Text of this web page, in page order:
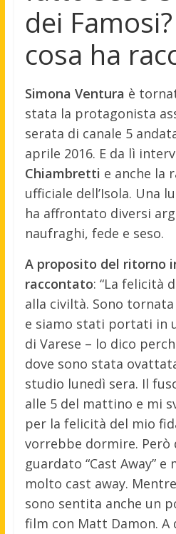
dei
cosa ha
Simona Ventura è
stata la protagonista
serata di canale 5
aprile 2016. E da lì
Chiambretti e anche la
ufficiale dell’Isola. Una
ha affrontato diversi
naufraghi, fede e seso.
A proposito del ritorno
raccontato: “La felicità
alla civiltà. Sono
e siamo stati portati in
di Varese – lo dico
dove sono stata
studio lunedì sera. Il
alle 5 del mattino e mi
per la felicità del mio
vorrebbe dormire. Però
guardato “Cast Away”
molto cast away.
sono sentita anche un
film con Matt Damon.